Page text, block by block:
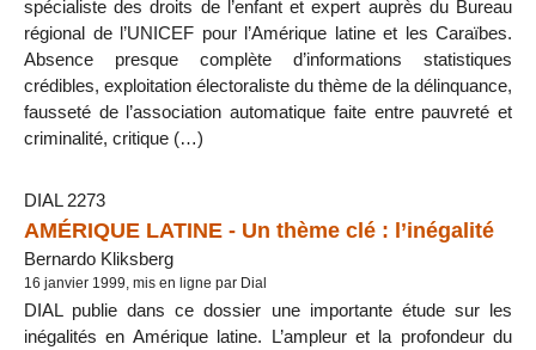
spécialiste des droits de l’enfant et expert auprès du Bureau
régional de l’UNICEF pour l’Amérique latine et les Caraïbes.
Absence presque complète d’informations statistiques
crédibles, exploitation électoraliste du thème de la délinquance,
fausseté de l’association automatique faite entre pauvreté et
criminalité, critique (…)
DIAL 2273
AMÉRIQUE LATINE - Un thème clé : l’inégalité
Bernardo Kliksberg
16 janvier 1999, mis en ligne par Dial
DIAL publie dans ce dossier une importante étude sur les
inégalités en Amérique latine. L’ampleur et la profondeur du